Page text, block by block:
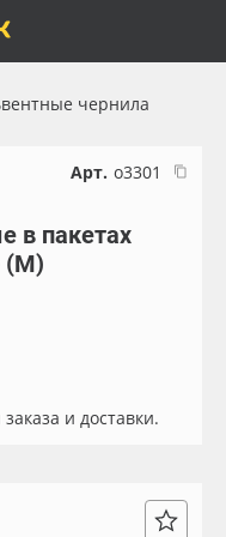
чернила
Арт. о3301
в пакетах
(M)
и доставки.